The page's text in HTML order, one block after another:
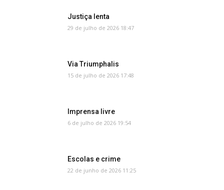
Justiça lenta
29 de julho de 2026 18:47
Via Triumphalis
15 de julho de 2026 17:48
Imprensa livre
6 de julho de 2026 19:54
Escolas e crime
22 de junho de 2026 11:25